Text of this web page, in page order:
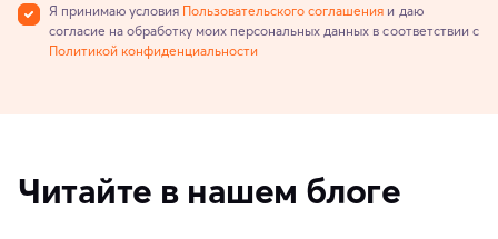
Я принимаю условия Пользовательского соглашения и даю
согласие на обработку моих персональных данных в соответствии с
Политикой конфиденциальности
Читайте в нашем блоге